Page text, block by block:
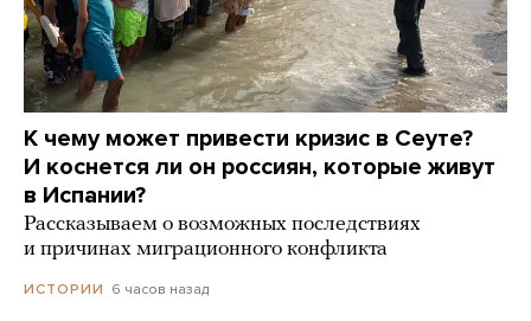
К чему может привести кризис в Сеуте?
И коснется ли он россиян, которые живут
в Испании?
Рассказываем о возможных последствиях
и причинах миграционного конфликта
ИСТОРИИ 6 часов назад